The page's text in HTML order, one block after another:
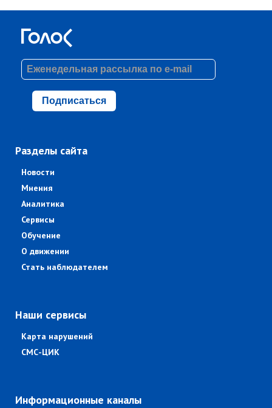
Подписаться
Разделы сайта
Новости
Мнения
Аналитика
Сервисы
Обучение
О движении
Стать наблюдателем
Наши сервисы
Карта нарушений
СМС-ЦИК
Информационные каналы